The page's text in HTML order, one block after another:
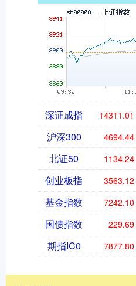
深证成指 14311.01
沪深300 4694.44
北证50 1134.24
创业板指 3563.12
基金指数 7242.10
国债指数 229.69
期指IC0 7877.80